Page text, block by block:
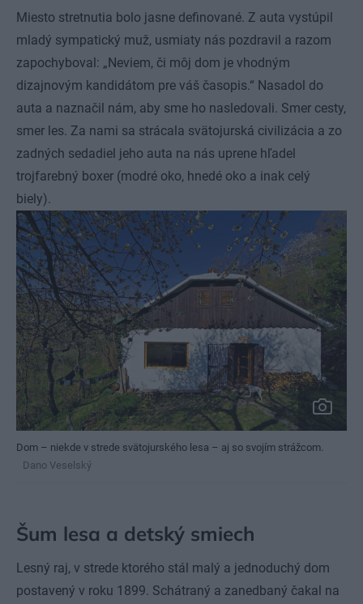
Miesto stretnutia bolo jasne definované. Z auta vystúpil
mladý sympatický muž, usmiaty nás pozdravil a razom
zapochyboval: „Neviem, či môj dom je vhodným
dizajnovým kandidátom pre váš časopis.“ Nasadol do
auta a naznačil nám, aby sme ho nasledovali. Smer cesty,
smer les. Za nami sa strácala svätojurská civilizácia a zo
zadných sedadiel jeho auta na nás uprene hľadel
trojfarebný boxer (modré oko, hnedé oko a inak celý
biely).
Dom – niekde v strede svätojurského lesa – aj so svojím strážcom.
Dano Veselský
Šum lesa a detský smiech
Lesný raj, v strede ktorého stál malý a jednoduchý dom
postavený v roku 1899. Schátraný a zanedbaný čakal na